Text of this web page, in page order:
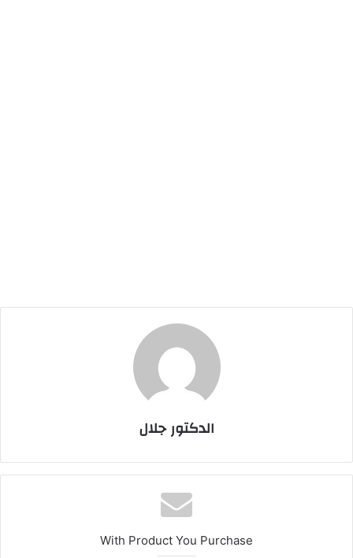
الدكتور جلال
With Product You Purchase